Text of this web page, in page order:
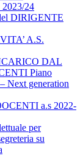
2023/24
DIRIGENTE
A.S.
DAL
Piano
Next generation
a.s 2022-
per
su